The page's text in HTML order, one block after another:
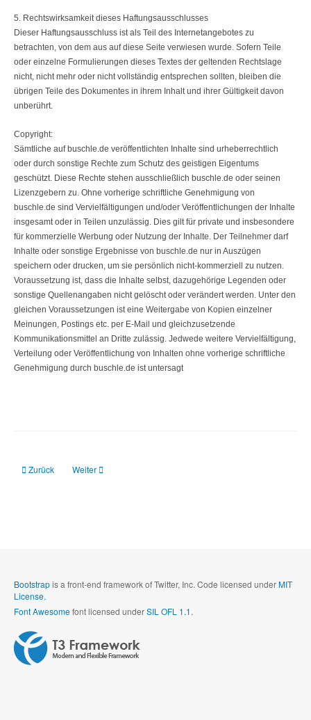
5. Rechtswirksamkeit dieses Haftungsausschlusses
Dieser Haftungsausschluss ist als Teil des Internetangebotes zu
betrachten, von dem aus auf diese Seite verwiesen wurde. Sofern Teile
oder einzelne Formulierungen dieses Textes der geltenden Rechtslage
nicht, nicht mehr oder nicht vollständig entsprechen sollten, bleiben die
übrigen Teile des Dokumentes in ihrem Inhalt und ihrer Gültigkeit davon
unberührt.
Copyright:
Sämtliche auf buschle.de veröffentlichten Inhalte sind urheberrechtlich
oder durch sonstige Rechte zum Schutz des geistigen Eigentums
geschützt. Diese Rechte stehen ausschließlich buschle.de oder seinen
Lizenzgebern zu. Ohne vorherige schriftliche Genehmigung von
buschle.de sind Vervielfältigungen und/oder Veröffentlichungen der Inhalte
insgesamt oder in Teilen unzulässig. Dies gilt für private und insbesondere
für kommerzielle Werbung oder Nutzung der Inhalte. Der Teilnehmer darf
Inhalte oder sonstige Ergebnisse von buschle.de nur in Auszügen
speichern oder drucken, um sie persönlich nicht-kommerziell zu nutzen.
Voraussetzung ist, dass die Inhalte selbst, dazugehörige Legenden oder
sonstige Quellenangaben nicht gelöscht oder verändert werden. Unter den
gleichen Voraussetzungen ist eine Weitergabe von Kopien einzelner
Meinungen, Postings etc. per E-Mail und gleichzusetzende
Kommunikationsmittel an Dritte zulässig. Jedwede weitere Vervielfältigung,
Verteilung oder Veröffentlichung von Inhalten ohne vorherige schriftliche
Genehmigung durch buschle.de ist untersagt
Previous article: Produkte
Zurück Next article: Willkommen bei BUSCHLE.DE
Weiter
Bootstrapis a front-end framework of Twitter, Inc. Code licensed underMIT
License.
Font Awesomefont licensed underSIL OFL 1.1.